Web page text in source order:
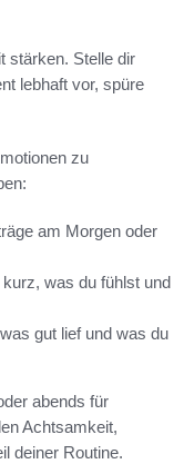
stärken. Stelle dir
lebhaft vor, spüre
zu
am Morgen oder
was du fühlst und
gut lief und was du
abends für
Achtsamkeit,
deiner Routine.